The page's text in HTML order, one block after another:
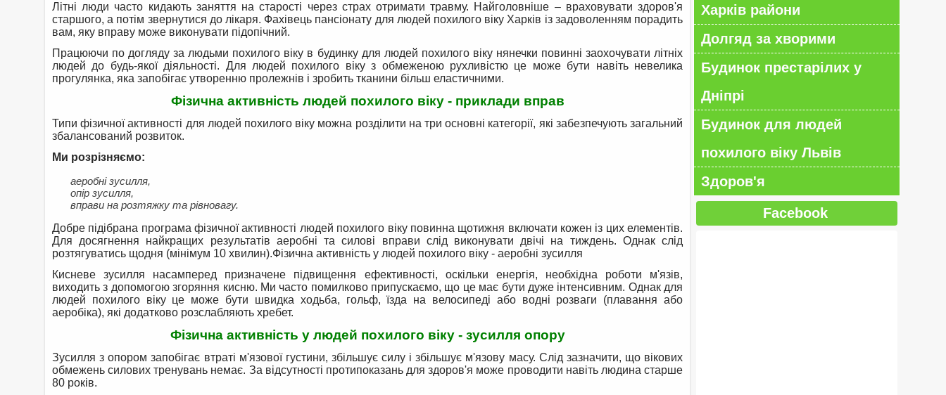
Літні люди часто кидають заняття на старості через страх отримати травму. Найголовніше – враховувати здоров'я
старшого, а потім звернутися до лікаря. Фахівець пансіонату для людей похилого віку Харків із задоволенням порадить
вам, яку вправу може виконувати підопічний.
Працюючи по догляду за людьми похилого віку в будинку для людей похилого віку нянечки повинні заохочувати літніх
людей до будь-якої діяльності. Для людей похилого віку з обмеженою рухливістю це може бути навіть невелика
прогулянка, яка запобігає утворенню пролежнів і зробить тканини більш еластичними.
Фізична активність людей похилого віку - приклади вправ
Типи фізичної активності для людей похилого віку можна розділити на три основні категорії, які забезпечують загальний
збалансований розвиток.
Ми розрізняємо:
аеробні зусилля,
опір зусилля,
вправи на розтяжку та рівновагу.
Добре підібрана програма фізичної активності людей похилого віку повинна щотижня включати кожен із цих елементів.
Для досягнення найкращих результатів аеробні та силові вправи слід виконувати двічі на тиждень. Однак слід
розтягуватись щодня (мінімум 10 хвилин).Фізична активність у людей похилого віку - аеробні зусилля
Кисневе зусилля насамперед призначене підвищення ефективності, оскільки енергія, необхідна роботи м'язів,
виходить з допомогою згоряння кисню. Ми часто помилково припускаємо, що це має бути дуже інтенсивним. Однак для
людей похилого віку це може бути швидка ходьба, гольф, їзда на велосипеді або водні розваги (плавання або
аеробіка), які додатково розслабляють хребет.
Фізична активність у людей похилого віку - зусилля опору
Зусилля з опором запобігає втраті м'язової густини, збільшує силу і збільшує м'язову масу. Слід зазначити, що вікових
обмежень силових тренувань немає. За відсутності протипоказань для здоров'я може проводити навіть людина старше
80 років.
Харків райони
Долгяд за хворими
Будинок престарілих у
Дніпрі
Будинок для людей
похилого віку Львів
Здоров'я
Facebook